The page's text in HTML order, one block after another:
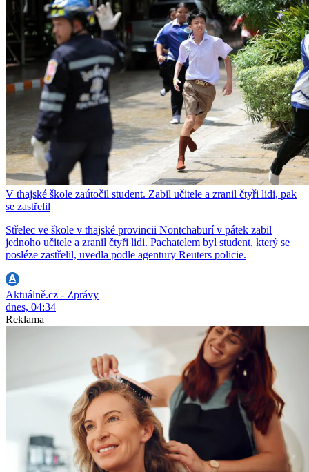
V thajské škole zaútočil student. Zabil učitele a zranil čtyři lidi, pak
se zastřelil
Střelec ve škole v thajské provincii Nontchaburí v pátek zabil
jednoho učitele a zranil čtyři lidi. Pachatelem byl student, který se
posléze zastřelil, uvedla podle agentury Reuters policie.
Aktuálně.cz - Zprávy
dnes, 04:34
Reklama